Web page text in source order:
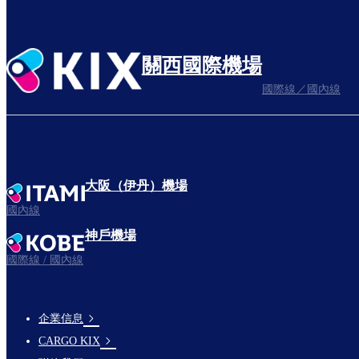
關西國際機場
國際線／國內線
大阪（伊丹）機場
國內線
神戶機場
國際線 / 國內線
footer-
企業信息
CARGO KIX